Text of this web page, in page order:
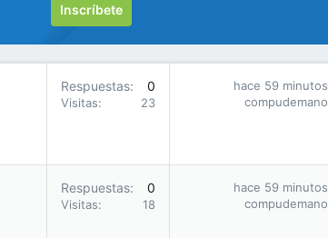
Inscríbete
Respuestas 0
Visitas 23
hace 59 minutos
compudemano
Respuestas 0
Visitas 18
hace 59 minutos
compudemano